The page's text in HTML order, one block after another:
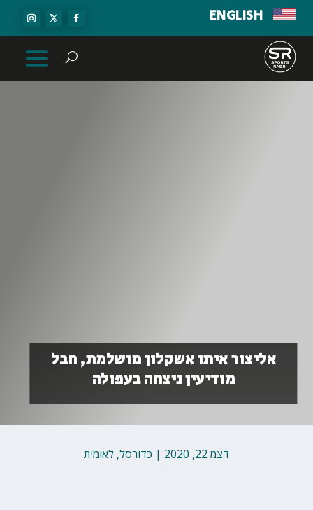
ENGLISH
אליצור איתו אשקלון מושלמת, חבל
מודיעין ניצחה בעפולה
דצמ 22, 2020 | כדורסל, לאומית